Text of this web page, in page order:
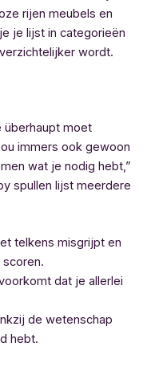
rijen meubels en
je lijst in categorieën
wordt.
überhaupt moet
immers ook gewoon
wat je nodig hebt,”
spullen lijst meerdere
telkens misgrijpt en
dat je allerlei
de wetenschap
hebt.